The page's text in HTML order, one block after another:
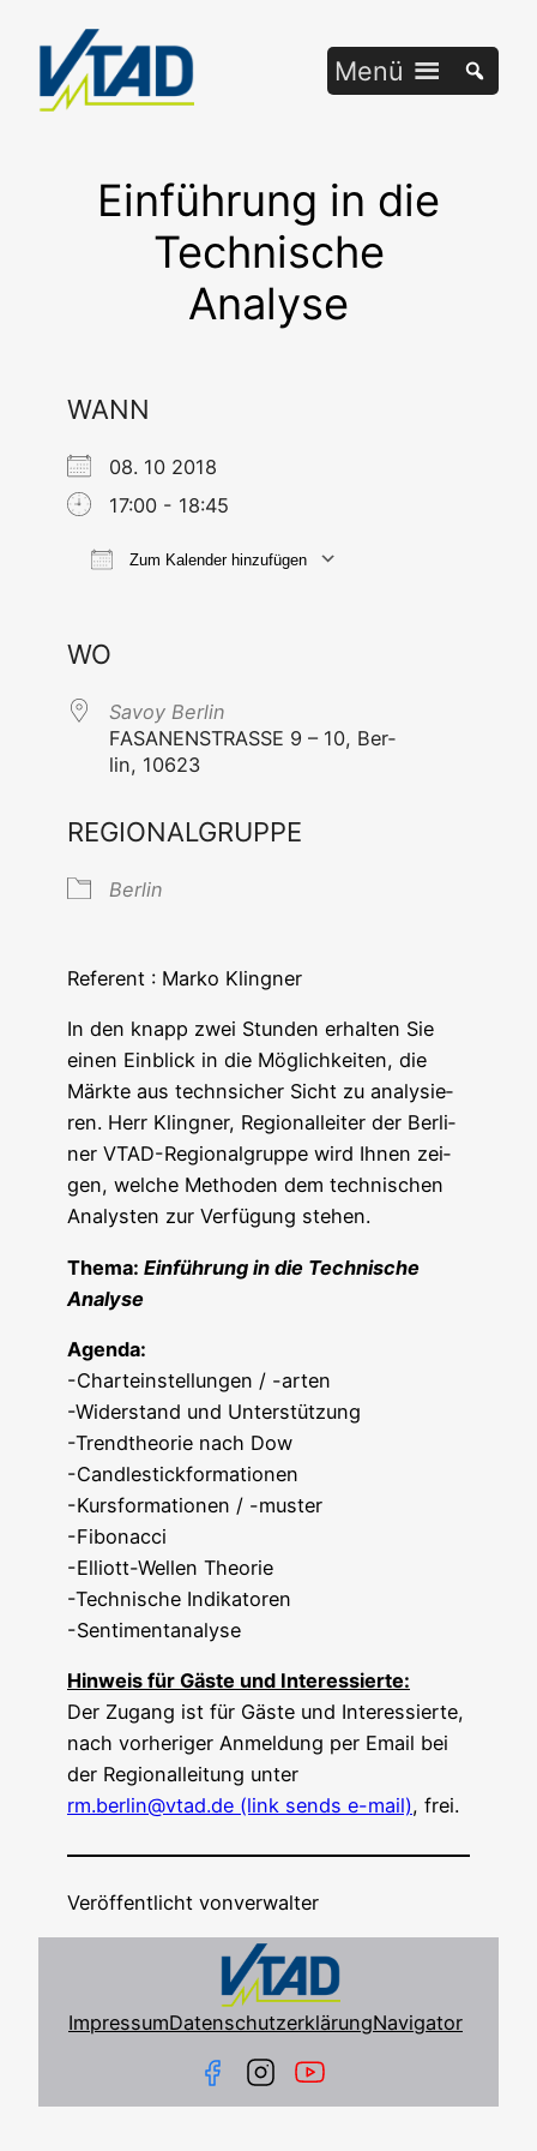
springen
Menü
Einführung in die
Technische
Analyse
WANN
08. 10 2018
17:00 - 18:45
Zum Kalender hinzufügen
WO
Savoy Ber­lin
FASANENSTRASSE 9 – 10, Ber­
lin, 10623
REGIONALGRUPPE
Ber­lin
Refe­rent : Mar­ko Klingner
In den knapp zwei Stun­den erhal­ten Sie
einen Ein­blick in die Mög­lich­kei­ten, die
Märk­te aus tech­n­si­cher Sicht zu ana­ly­sie­
ren. Herr Kling­ner, Regio­nal­lei­ter der Ber­li­
ner VTAD-Regio­nal­grup­pe wird Ihnen zei­
gen, wel­che Metho­den dem tech­ni­schen
Ana­lys­ten zur Ver­fü­gung stehen.
The­ma: Ein­füh­rung in die Tech­ni­sche
Analyse
Agen­da:
-Char­t­ein­stel­lun­gen / -arten
-Wider­stand und Unterstützung
-Trend­theo­rie nach Dow
-Candlestickformationen
-Kurs­for­ma­tio­nen / -muster
-Fibonacci
-Elliott-Wel­len Theorie
-Tech­ni­sche Indikatoren
-Sentimentanalyse
Hin­weis für Gäs­te und Interessierte:
Der Zugang ist für Gäs­te und Inter­es­sier­te,
nach vor­he­ri­ger Anmel­dung per Email bei
der Regio­nal­lei­tung unter
rm.berlin@vtad.de (link sends e-mail), frei.
Veröffentlicht vonverwalter
ImpressumDatenschutzerklärungNavigator